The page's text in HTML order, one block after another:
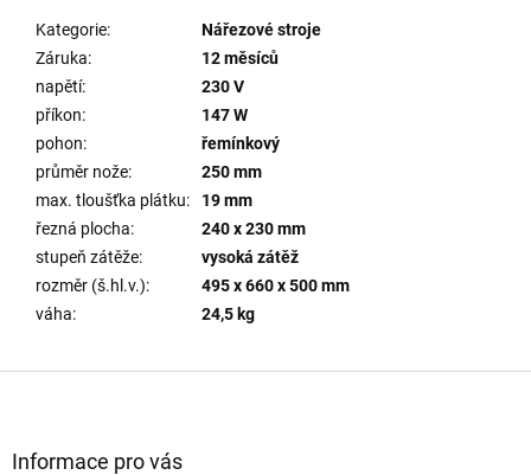
Kategorie:
Nářezové stroje
Záruka:
12 měsíců
napětí:
230 V
příkon:
147 W
pohon:
řemínkový
průměr nože:
250 mm
max. tloušťka plátku:
19 mm
řezná plocha:
240 x 230 mm
stupeň zátěže:
vysoká zátěž
rozměr (š.hl.v.):
495 x 660 x 500 mm
váha: 24,5 kg
Informace pro vás